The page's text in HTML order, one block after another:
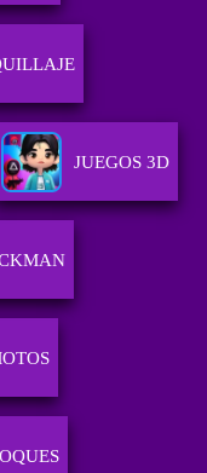
JUEGOS 3D